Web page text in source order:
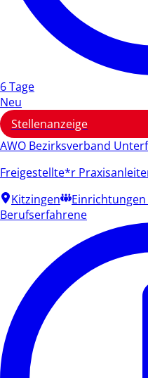
6 Tage
Neu
Stellenanzeige
AWO Bezirksverband
Freigestellte*r
Kitzingen
Berufserfahrene